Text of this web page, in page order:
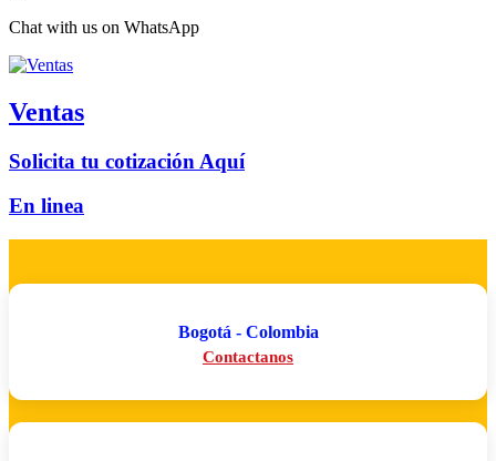
Chat with us on WhatsApp
Ventas
Solicita tu cotización Aquí
En linea
Bogotá - Colombia
Contactanos